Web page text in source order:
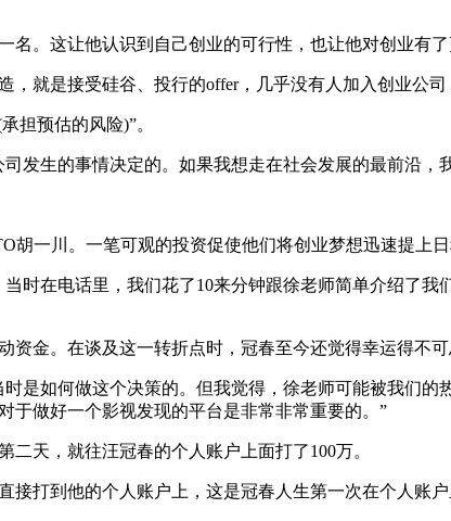
。这让他认识到自己创业的可行性，也让他对创业有
是接受硅谷、投行的offer，几乎没有人加入创业公司
担预估的风险)”。
生的事情决定的。如果我想走在社会发展的最前沿，
一川。一笔可观的投资促使他们将创业梦想迅速提上日
在电话里，我们花了10来分钟跟徐老师简单介绍了我
金。在谈及这一转折点时，冠春至今还觉得幸运得不可
如何做这个决策的。但我觉得，徐老师可能被我们的
于做好一个影视发现的平台是非常非常重要的。”
天，就往汪冠春的个人账户上面打了100万。
到他的个人账户上，这是冠春人生第一次在个人账户